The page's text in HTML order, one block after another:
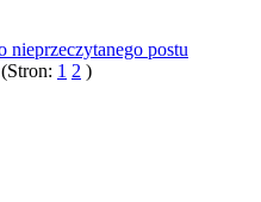
(Stron: 1 2 )